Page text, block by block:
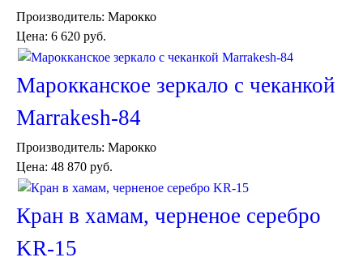
Производитель: Марокко
Цена: 6 620 руб.
Марокканское зеркало с чеканкой
Marrakesh-84
Производитель: Марокко
Цена: 48 870 руб.
Кран в хамам, черненое серебро
KR-15